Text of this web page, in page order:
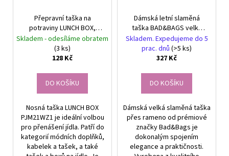
Přepravní taška na
potraviny LUNCH BOX,
uzamykatelná na zip,
polyester, 13 x 15,5 x 12
cm
Skladem - odesíláme obratem
(3 ks)
128 Kč
DO KOŠÍKU
Nosná taška LUNCH BOX
PJM21WZ1 je ideální volbou
pro přenášení jídla. Patří do
kategorií módních doplňků,
kabelek a tašek, a také
Dámská letní slaměná
taška BAD&BAGS velká
taška přes rameno pro
pláž a volný čas
Skladem. Expedujeme do 5
prac. dnů (>5 ks)
327 Kč
DO KOŠÍKU
Dámská velká slaměná taška
přes rameno od prémiové
značky Bad&Bags je
dokonalým spojením
elegance a praktičnosti.